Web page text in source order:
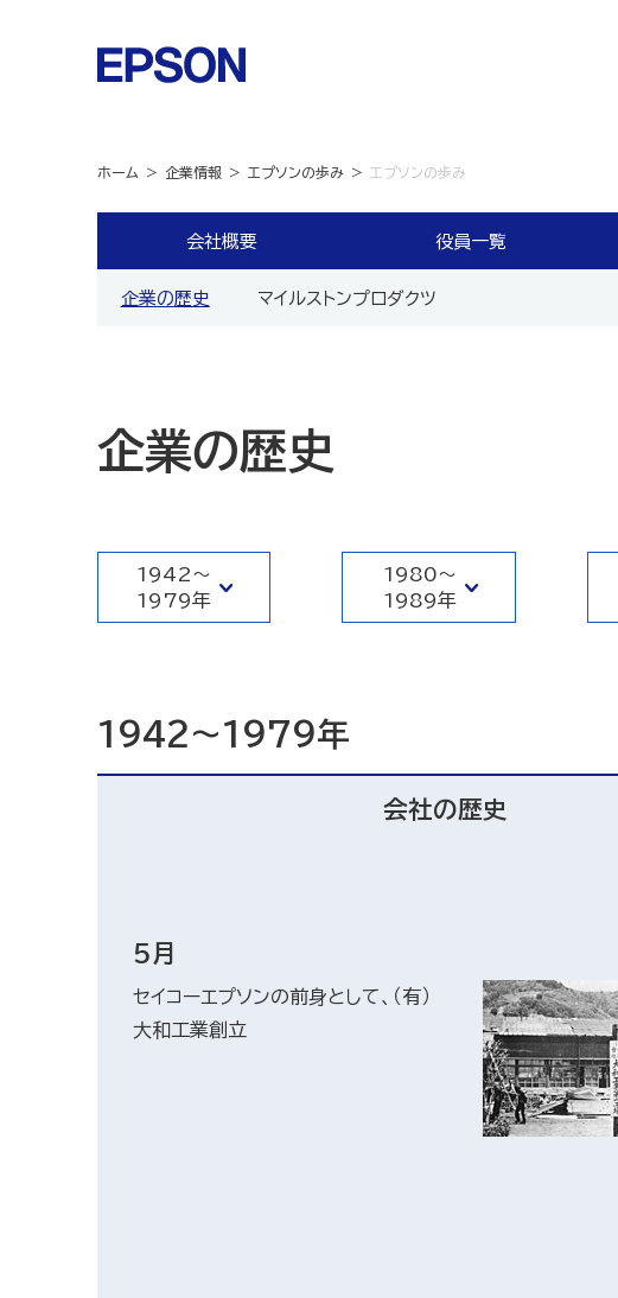
ホーム 企業情報 エプソンの歩み エプソンの歩み
会社概要 役員一覧
企業の歴史 マイルストンプロダクツ
企業の歴史
1942～
1979年
1980～
1989年
1942～1979年
会社の歴史
5月
セイコーエプソンの前身として、（有）
大和工業創立